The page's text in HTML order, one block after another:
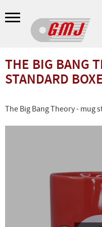
Meny
THE BIG BANG
STANDARD
The Big Bang Theory - mug